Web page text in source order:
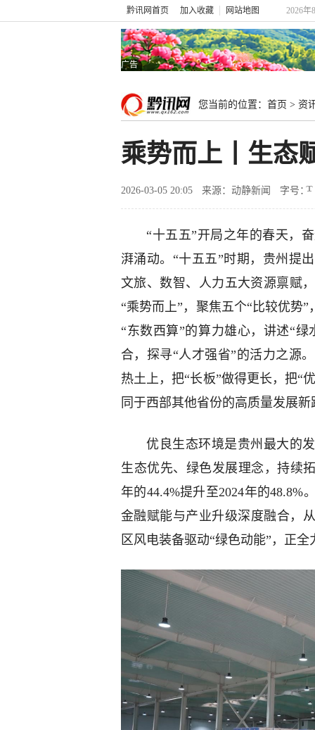
黔讯网首页 加入收藏 网站地图 2026年
广告
您当前的位置： 首页 > 资
乘势而上丨生态
2026-03-05 20:05 来源：动静新闻 字号：
“十五五”开局之年的春天，
湃涌动。“十五五”时期，贵州提
文旅、数智、人力五大资源禀赋
“乘势而上”，聚焦五个“比较优势
“东数西算”的算力雄心，讲述“
合，探寻“人才强省”的活力之源
热土上，把“长板”做得更长，把“
同于西部其他省份的高质量发展新
优良生态环境是贵州最大的
生态优先、绿色发展理念，持续
年的44.4%提升至2024年的48.8%
金融赋能与产业升级深度融合，
区风电装备驱动“绿色动能”，正全